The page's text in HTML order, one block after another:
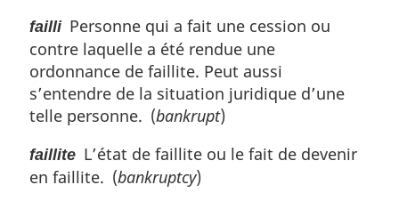
failliPersonne qui a fait une cession ou
contre laquelle a été rendue une
ordonnance de faillite. Peut aussi
s’entendre de la situation juridique d’une
telle personne. (bankrupt)
faillite L’état de faillite ou le fait de devenir
en faillite. (bankruptcy)